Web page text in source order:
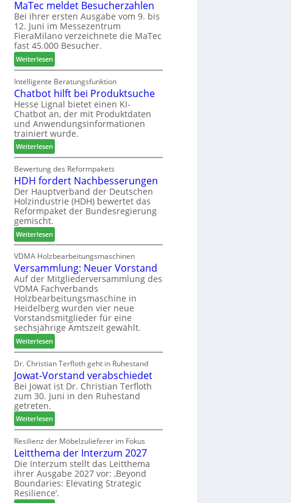
e
r
P
l
a
n
t
a
g
r
ä
s
e
r
u
n
d
-
V
e
r
b
i
n
d
e
r
C
a
r
e
-
A
k
t
i
o
n
s
w
o
c
h
e
n
2
0
2
6
MaTec meldet Besucherzahlen
Bei ihrer ersten Ausgabe vom 9. bis
12. Juni im Messezentrum
FieraMilano verzeichnete die MaTec
fast 45.000 Besucher.
Weiterlesen:
M
a
T
e
c
m
e
l
d
e
t
B
e
s
u
c
h
e
r
z
a
h
l
e
n
Intelligente Beratungsfunktion
Chatbot hilft bei Produktsuche
Hesse Lignal bietet einen KI-
Chatbot an, der mit Produktdaten
und Anwendungsinformationen
trainiert wurde.
Weiterlesen:
C
h
a
t
b
o
t
h
i
l
f
t
b
e
i
P
r
o
d
u
k
t
s
u
c
h
e
Bewertung des Reformpakets
HDH fordert Nachbesserungen
Der Hauptverband der Deutschen
Holzindustrie (HDH) bewertet das
Reformpaket der Bundesregierung
gemischt.
Weiterlesen:
H
D
H
f
o
r
d
e
r
t
N
a
c
h
b
s
s
e
r
u
n
g
e
VDMA Holzbearbeitungsmaschinen
Versammlung: Neuer Vorstand
Auf der Mitgliederversammlung des
VDMA Fachverbands
Holzbearbeitungsmaschine in
Heidelberg wurden vier neue
Vorstandsmitglieder für eine
sechsjährige Amtszeit gewählt.
Weiterlesen:
V
e
r
s
a
m
l
u
n
g
:
N
e
Dr. Christian Terfloth geht in Ruhestand
Jowat-Vorstand verabschiedet
Bei Jowat ist Dr. Christian Terfloth
zum 30. Juni in den Ruhestand
getreten.
Weiterlesen:
J
o
w
a
t
-
V
Resilienz der Möbelzulieferer im Fokus
Leitthema der Interzum 2027
Die Interzum stellt das Leitthema
ihrer Ausgabe 2027 vor: ‚Beyond
Boundaries: Elevating Strategic
Resilience‘.